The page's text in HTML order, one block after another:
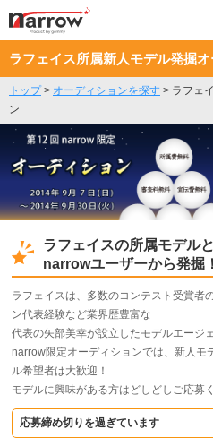
ラフェイス所属新人モデル発掘
トップ> オーディションを探す > ラフェ
ン
ラフェイスの所属モデル
narrowユーザーから発掘！
ラフェイスは、多数のコンテスト受賞者
ン代表経験など業界歴豊富な
代表の矢部美幸が設立したモデルエージ
narrow限定オーディションでは、新人モ
ル希望者は大歓迎！
モデルに興味がある方はどしどしご応募
応募締め切りを過ぎています